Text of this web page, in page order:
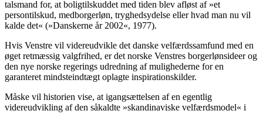
talsmand for, at boligtilskuddet med tiden blev afløst af »et
persontilskud, medborgerløn, tryghedsydelse eller hvad man nu vil
kalde det« (»Danskerne år 2002«, 1977).
Hvis Venstre vil videreudvikle det danske velfærdssamfund med en
øget retmæssig valgfrihed, er det norske Venstres borgerlønsideer og
den nye norske regerings udredning af mulighederne for en
garanteret mindsteindtægt oplagte inspirationskilder.
Måske vil historien vise, at igangsættelsen af en egentlig
videreudvikling af den såkaldte »skandinaviske velfærdsmodel« i